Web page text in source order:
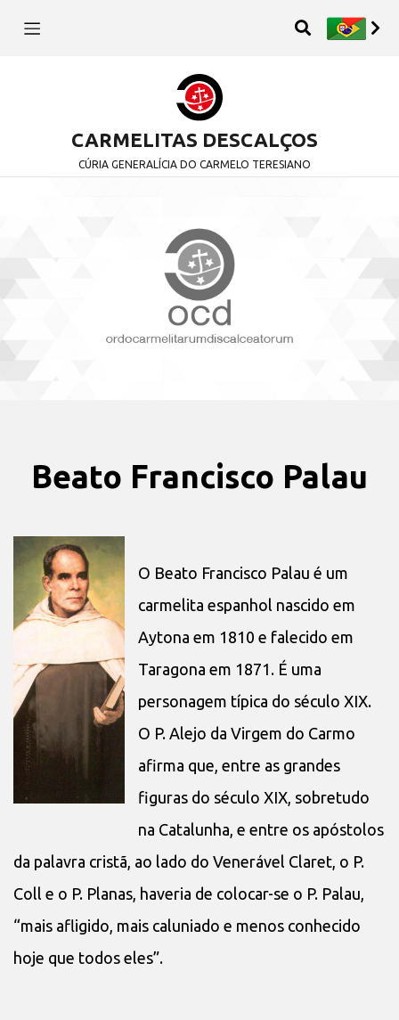
CARMELITAS DESCALÇOS
CÚRIA GENERALÍCIA DO CARMELO TERESIANO
Beato Francisco Palau
O Beato Francisco Palau é um
carmelita espanhol nascido em
Aytona em 1810 e falecido em
Taragona em 1871. É uma
personagem típica do século XIX.
O P. Alejo da Virgem do Carmo
afirma que, entre as grandes
figuras do século XIX, sobretudo
na Catalunha, e entre os apóstolos
da palavra cristã, ao lado do Venerável Claret, o P.
Coll e o P. Planas, haveria de colocar-se o P. Palau,
“mais afligido, mais caluniado e menos conhecido
hoje que todos eles”.